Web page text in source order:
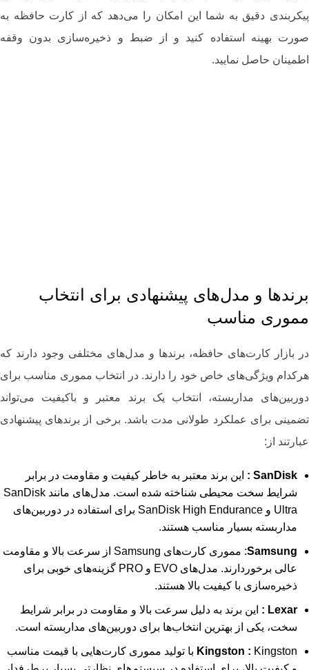
پیکربندی دقیق به شما این امکان را می‌دهد که از کارت حافظه به
صورت بهینه استفاده کنید و از ضبط و ذخیره‌سازی بدون وقفه
اطمینان حاصل نمایید.
برندها و مدل‌های پیشنهادی برای انتخاب
مموری مناسب
در بازار کارت‌های حافظه، برندها و مدل‌های مختلفی وجود دارند که
هرکدام ویژگی‌های خاص خود را دارند. در انتخاب مموری مناسب برای
دوربین‌های مداربسته، انتخاب یک برند معتبر و باکیفیت می‌تواند
تضمینی برای عملکرد طولانی ‌مدت باشد. برخی از برندهای پیشنهادی
عبارتند از:
SanDisk
: این برند معتبر به خاطر کیفیت و مقاومت در برابر
شرایط سخت محیطی شناخته شده است. مدل‌های مانند SanDisk
Ultra و SanDisk High Endurance برای استفاده در دوربین‌های
مداربسته بسیار مناسب هستند.
Samsung
: مموری کارت‌های Samsung از سرعت بالا و مقاومت
عالی برخوردارند. مدل‌های EVO و PRO گزینه‌های خوبی برای
ذخیره‌سازی با کیفیت بالا هستند.
Lexar
: این برند به دلیل سرعت بالا و مقاومت در برابر شرایط
سخت، یکی از بهترین انتخاب‌ها برای دوربین‌های مداربسته است.
Kingston :
Kingston با تولید مموری کارت‌هایی با قیمت مناسب